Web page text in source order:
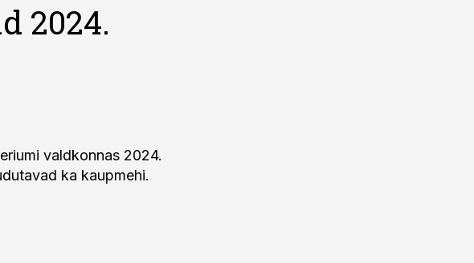
2024.
valdkonnas 2024.
ka kaupmehi.